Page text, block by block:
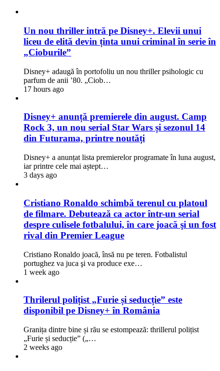
Un nou thriller intră pe Disney+. Elevii unui
liceu de elită devin ținta unui criminal în serie în
„Cioburile”
Disney+ adaugă în portofoliu un nou thriller psihologic cu
parfum de anii ’80. „Ciob…
17 hours ago
Disney+ anunță premierele din august. Camp
Rock 3, un nou serial Star Wars și sezonul 14
din Futurama, printre noutăți
Disney+ a anunțat lista premierelor programate în luna august,
iar printre cele mai aștept…
3 days ago
Cristiano Ronaldo schimbă terenul cu platoul
de filmare. Debutează ca actor într-un serial
despre culisele fotbalului, în care joacă şi un fost
rival din Premier League
Cristiano Ronaldo joacă, însă nu pe teren. Fotbalistul
portughez va juca şi va produce exe…
1 week ago
Thrilerul polițist „Furie și seducție” este
disponibil pe Disney+ în România
Granița dintre bine și rău se estompează: thrillerul polițist
„Furie și seducție” („…
2 weeks ago